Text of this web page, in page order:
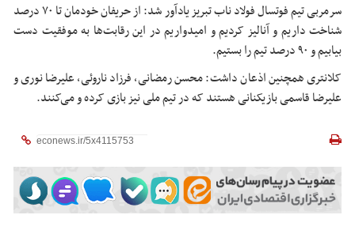
سرمربی تیم فوتسال فولاد ناب تبریز یادآور شد: از حریفان خودمان تا ۷۰ درصد
شناخت داریم و آنالیز کردیم و امیدواریم در این رقابت‌ها به موفقیت دست
بیابیم و ۹۰ درصد تیم را بستیم.
کلانتری همچنین اذعان داشت: محسن رمضانی، فرزاد ناروئی، علیرضا نوری و
علیرضا قاسمی بازیکنانی هستند که در تیم ملی نیز بازی کرده و می‌کنند.